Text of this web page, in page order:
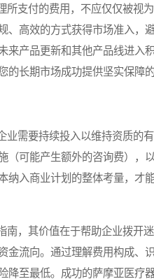
支付的费用，不应仅仅被视
高效的方式获得市场准入，
来产品更新和其他产品线进入
长期市场成功提供坚实保障
需要持续投入以维持资质的
（可能产生额外的咨询费），
纳入商业计划的整体考量，才
，其价值在于帮助企业拨开
金流向。通过理解费用构成、
降至最低。成功的萨摩亚医疗